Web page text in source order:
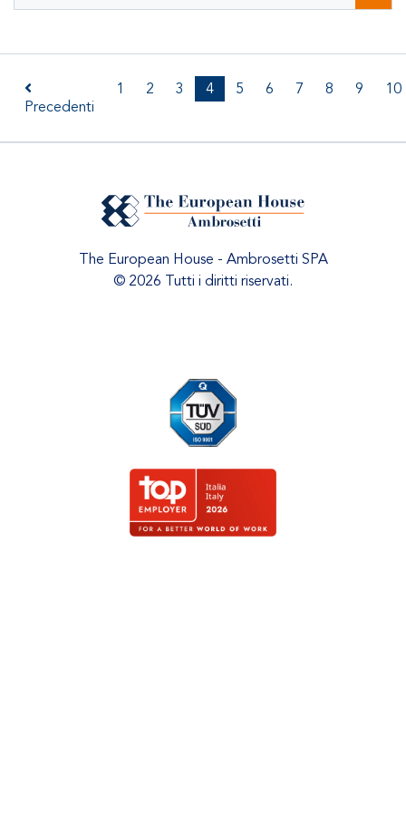
Precedenti
1 2 3 4 5 6 7 8 9 10
The European House - Ambrosetti SPA
© 2026 Tutti i diritti riservati.